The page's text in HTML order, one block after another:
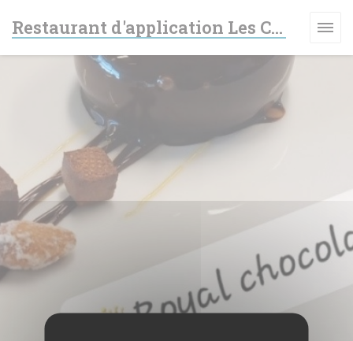
Restaurant d'application Les Cimes - Lycée des Métiers Haute-Vue